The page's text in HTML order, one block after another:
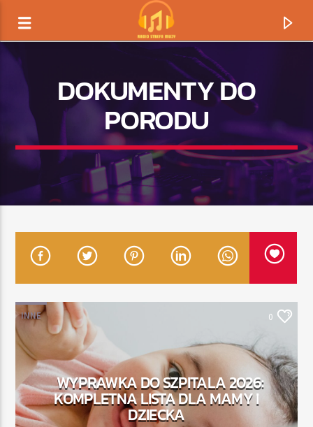
TERAZ GRAMY
TYTUŁ
ARTYSTA
TERAZ
RADIO STREFA MUZY
22:00 24:00
DOKUMENTY DO
PORODU
INNE 0
WYPRAWKA DO SZPITALA 2026:
KOMPLETNA LISTA DLA MAMY I
DZIECKA